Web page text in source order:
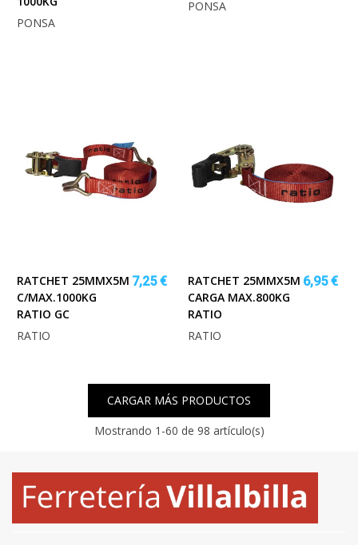
PONSA
PONSA
RATCHET 25MMX5M
C/MAX.1000KG
RATIO GC
7,25 €
RATIO
RATCHET 25MMX5M
CARGA MAX.800KG
RATIO
6,95 €
RATIO
CARGAR MÁS PRODUCTOS
Mostrando 1 -60 de 98 artículo(s)